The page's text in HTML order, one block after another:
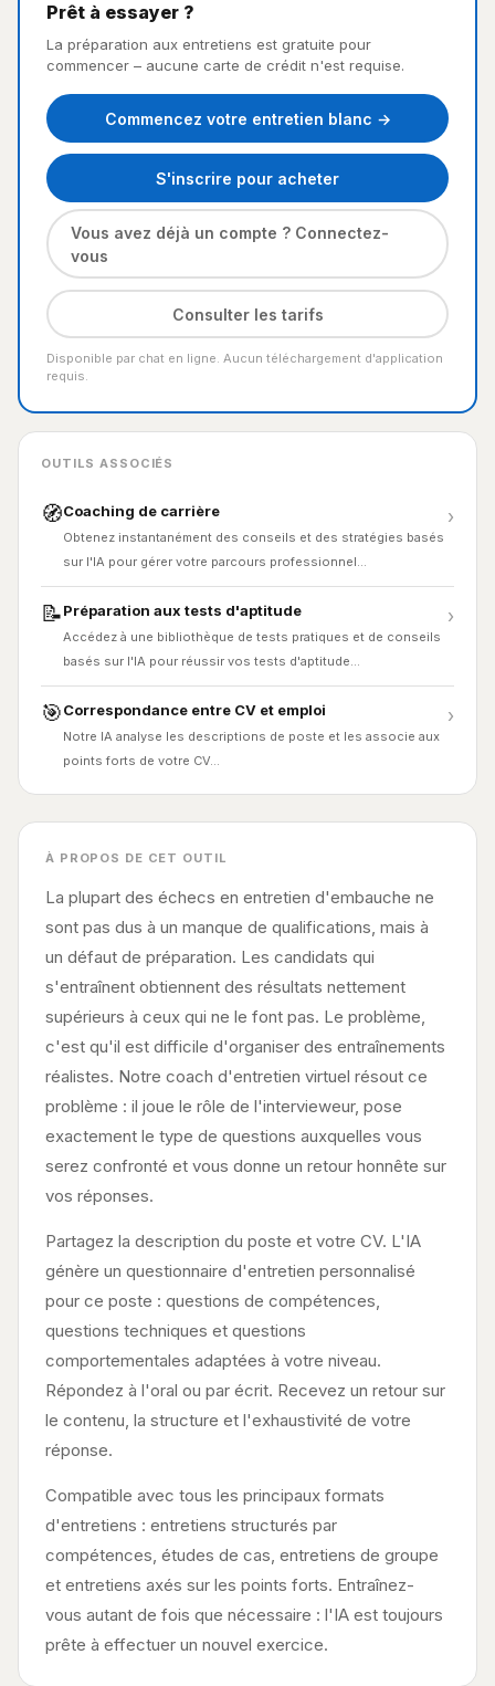
À PROPOS DE CET OUTIL
La plupart des échecs en entretien d'embauche ne
sont pas dus à un manque de qualifications, mais à
un défaut de préparation. Les candidats qui
s'entraînent obtiennent des résultats nettement
supérieurs à ceux qui ne le font pas. Le problème,
c'est qu'il est difficile d'organiser des entraînements
réalistes. Notre coach d'entretien virtuel résout ce
problème : il joue le rôle de l'intervieweur, pose
exactement le type de questions auxquelles vous
serez confronté et vous donne un retour honnête sur
vos réponses.
Partagez la description du poste et votre CV. L'IA
génère un questionnaire d'entretien personnalisé
pour ce poste : questions de compétences,
questions techniques et questions
comportementales adaptées à votre niveau.
Répondez à l'oral ou par écrit. Recevez un retour sur
le contenu, la structure et l'exhaustivité de votre
réponse.
Compatible avec tous les principaux formats
d'entretiens : entretiens structurés par
compétences, études de cas, entretiens de groupe
et entretiens axés sur les points forts. Entraînez-
vous autant de fois que nécessaire : l'IA est toujours
prête à effectuer un nouvel exercice.
Prêt à essayer ?
La préparation aux entretiens est gratuite pour
commencer – aucune carte de crédit n'est requise.
Commencez votre entretien blanc →
S'inscrire pour acheter
Vous avez déjà un compte ? Connectez-
vous
Consulter les tarifs
Disponible par chat en ligne. Aucun téléchargement d'application
requis.
OUTILS ASSOCIÉS
🧭Coaching de carrière
Obtenez instantanément des conseils et des stratégies basés
sur l'IA pour gérer votre parcours professionnel…
›
📝Préparation aux tests d'aptitude
Accédez à une bibliothèque de tests pratiques et de conseils
basés sur l'IA pour réussir vos tests d'aptitude…
›
🎯Correspondance entre CV et emploi
Notre IA analyse les descriptions de poste et les associe aux
points forts de votre CV…
›